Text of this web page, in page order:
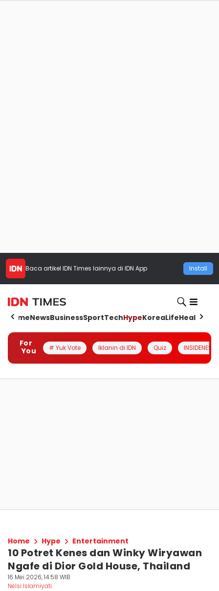
Baca artikel IDN Times lainnya di IDN App Install
HomeNewsBusinessSportTechHypeKoreaLifeHealth
For
You
# Yuk Vote Iklanin di IDN Quiz INSIDENESIA
Home Hype Entertainment
10 Potret Kenes dan Winky Wiryawan
Ngafe di Dior Gold House, Thailand
16 Mei 2026, 14:58 WIB
Nelsi Islamiyati